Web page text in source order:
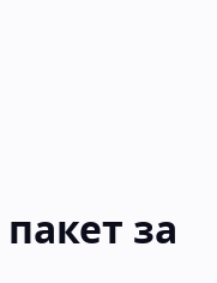
за